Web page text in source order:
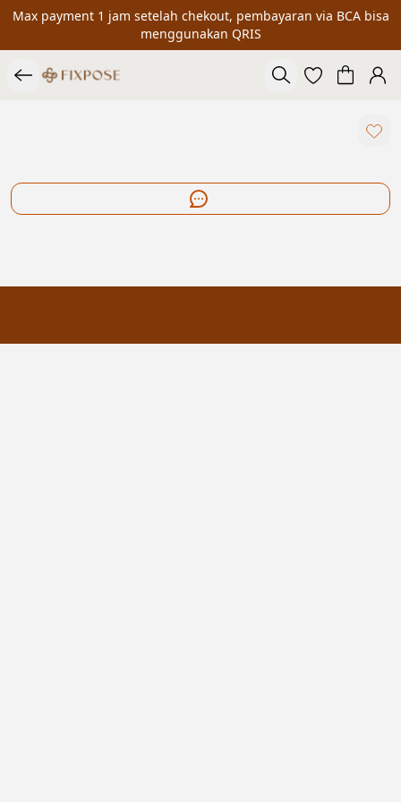
Max payment 1 jam setelah chekout, pembayaran via BCA bisa
menggunakan QRIS